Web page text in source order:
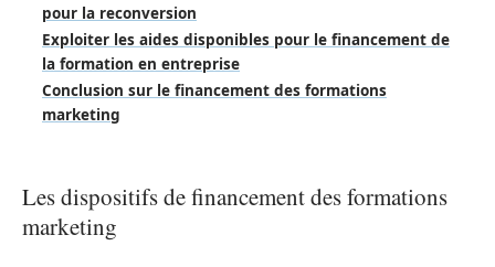
pour la reconversion
Exploiter les aides disponibles pour le financement de
la formation en entreprise
Conclusion sur le financement des formations
marketing
Les dispositifs de financement des formations
marketing